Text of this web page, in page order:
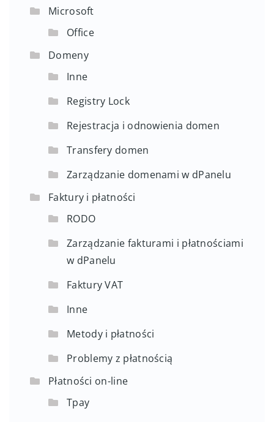
Microsoft
Office
Domeny
Inne
Registry Lock
Rejestracja i odnowienia domen
Transfery domen
Zarządzanie domenami w dPanelu
Faktury i płatności
RODO
Zarządzanie fakturami i płatnościami
w dPanelu
Faktury VAT
Inne
Metody i płatności
Problemy z płatnością
Płatności on-line
Tpay